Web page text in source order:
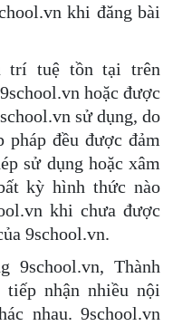
khi đăng bài
trí tuệ tồn tại trên
hoặc được
sử dụng, do
pháp đều được đảm
sử dụng hoặc xâm
kỳ hình thức nào
khi chưa được
9school.vn.
9school.vn, Thành
nhận nhiều nội
nhau. 9school.vn